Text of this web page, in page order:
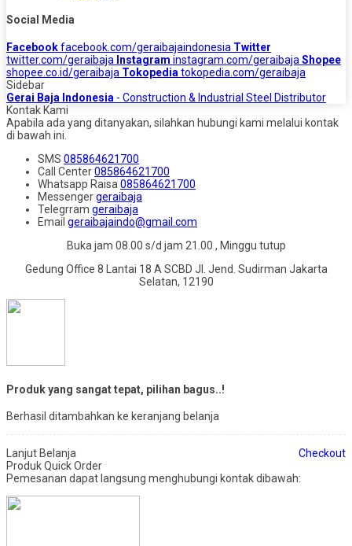
Social Media
Facebookfacebook.com/geraibajaindonesia Twitter
twitter.com/geraibaja Instagram instagram.com/geraibaja Shopee
shopee.co.id/geraibaja Tokopedia tokopedia.com/geraibaja
Sidebar
Gerai Baja Indonesia - Construction & Industrial Steel Distributor
Kontak Kami
Apabila ada yang ditanyakan, silahkan hubungi kami melalui kontak
di bawah ini.
SMS 085864621700
Call Center085864621700
Whatsapp Raisa 085864621700
Messengergeraibaja
Telegrram geraibaja
Email geraibajaindo@gmail.com
Buka jam 08.00 s/d jam 21.00 , Minggu tutup
Gedung Office 8 Lantai 18 A SCBD Jl. Jend. Sudirman Jakarta
Selatan, 12190
Produk yang sangat tepat, pilihan bagus..!
Berhasil ditambahkan ke keranjang belanja
Lanjut Belanja
Checkout
Produk Quick Order
Pemesanan dapat langsung menghubungi kontak dibawah: